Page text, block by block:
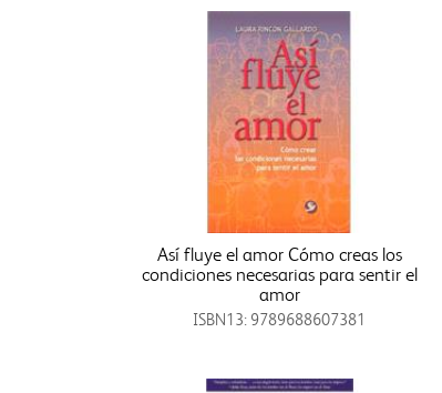
Así fluye el amor Cómo creas los
condiciones necesarias para sentir el
amor
ISBN13: 9789688607381